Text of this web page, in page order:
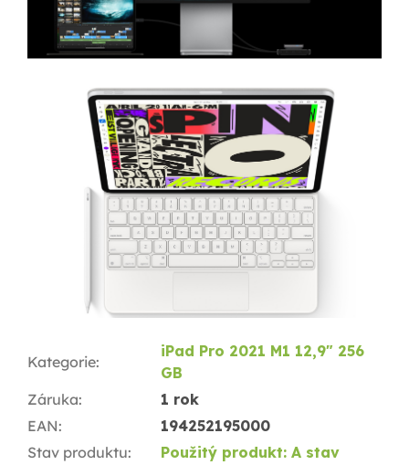
Kategorie:
iPad Pro 2021 M1 12,9" 256
GB
Záruka:
1 rok
EAN:
194252195000
Stav produktu: Použitý produkt: A stav